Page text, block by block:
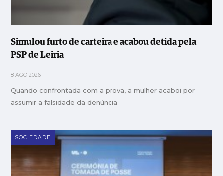
Simulou furto de carteira e acabou detida pela
PSP de Leiria
8 AGO 2026
Quando confrontada com a prova, a mulher acaboi por
assumir a falsidade da denúncia
SOCIEDADE